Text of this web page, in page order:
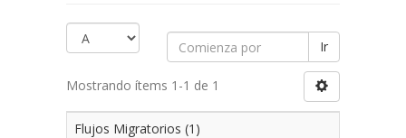
Ir
Mostrando ítems 1-1 de 1
Flujos Migratorios (1)